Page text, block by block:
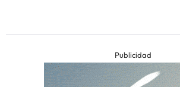
Publicidad